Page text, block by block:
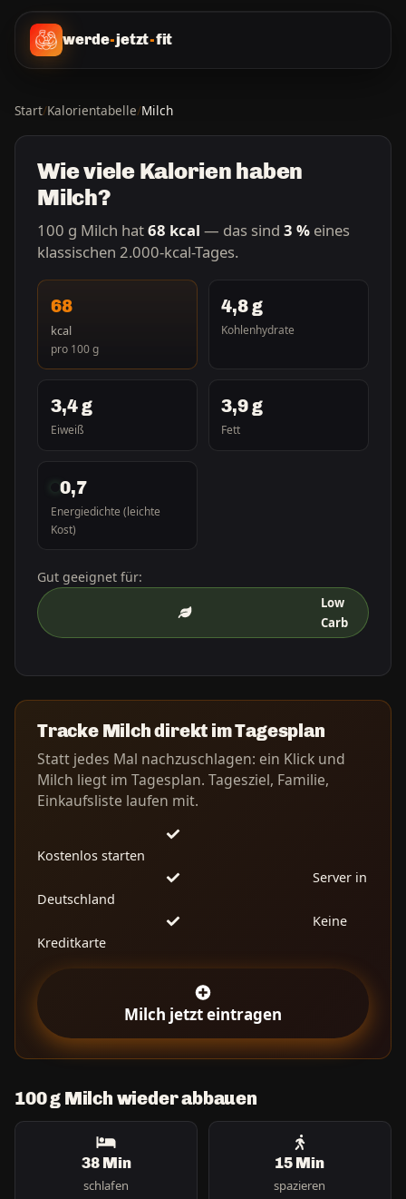
werde-jetzt-fit
Start/Kalorientabelle/Milch
Wie viele Kalorien haben
Milch?
100 g Milch hat68 kcal — das sind 3 % eines
klassischen 2.000-kcal-Tages.
68
kcal
pro 100 g
4,8 g
Kohlenhydrate
3,4 g
Eiweiß
3,9 g
Fett
0,7
Energiedichte (leichte
Kost)
Gut geeignet für:
Low
Carb
Tracke Milch direkt im Tagesplan
Statt jedes Mal nachzuschlagen: ein Klick und
Milch liegt im Tagesplan. Tagesziel, Familie,
Einkaufsliste laufen mit.
Kostenlos starten
Server in
Deutschland
Keine
Kreditkarte
Milch jetzt eintragen
100 g Milch wieder abbauen
38 Min
schlafen
15 Min
spazieren